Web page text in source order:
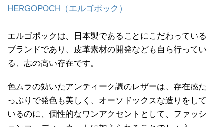
HERGOPOCH（エルゴポック）
エルゴポックは、日本製であることにこだわっている
ブランドであり、皮革素材の開発なども自ら行ってい
る、志の高い存在です。
色ムラの効いたアンティーク調のレザーは、存在感た
っぷりで発色も美しく、オーソドックスな造りをして
いるのに、個性的なワンアクセントとして、ファッシ